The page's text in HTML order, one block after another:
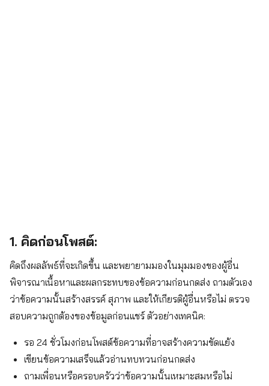
1. คิดก่อนโพสต์:
คิดถึงผลลัพธ์ที่จะเกิดขึ้น และพยายามมองในมุมมองของผู้อื่น
พิจารณาเนื้อหาและผลกระทบของข้อความก่อนกดส่ง ถามตัวเอง
ว่าข้อความนั้นสร้างสรรค์ สุภาพ และให้เกียรติผู้อื่นหรือไม่ ตรวจ
สอบความถูกต้องของข้อมูลก่อนแชร์ ตัวอย่างเทคนิค:
รอ 24 ชั่วโมงก่อนโพสต์ข้อความที่อาจสร้างความขัดแย้ง
เขียนข้อความเสร็จแล้วอ่านทบทวนก่อนกดส่ง
ถามเพื่อนหรือครอบครัวว่าข้อความนั้นเหมาะสมหรือไม่